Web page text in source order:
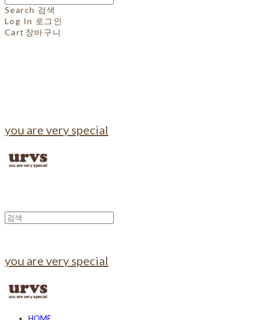
Search 검색
Log In 로그인
Cart 장바구니
you are very special
you are very special